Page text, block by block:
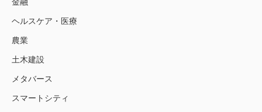
金融
ヘルスケア・医療
農業
土木建設
メタバース
スマートシティ